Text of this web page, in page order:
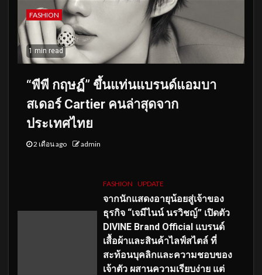
FASHION
1 min read
“พีพี กฤษฏ์” ขึ้นแท่นแบรนด์แอมบา
สเดอร์ Cartier คนล่าสุดจาก
ประเทศไทย
2 เดือน ago admin
FASHION UPDATE
จากนักแสดงอายุน้อยสู่เจ้าของ
ธุรกิจ “เจมีไนน์ นรวิชญ์” เปิดตัว
DIVINE Brand Official แบรนด์
เสื้อผ้าและสินค้าไลฟ์สไตล์ ที่
สะท้อนบุคลิกและความชอบของ
เจ้าตัว ผสานความเรียบง่าย แต่